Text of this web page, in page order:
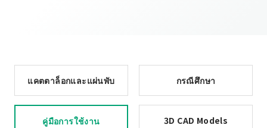
แคตตาล็อกและแผ่นพับ กรณีศึกษา
คู่มือการใช้งาน 3D CAD Models